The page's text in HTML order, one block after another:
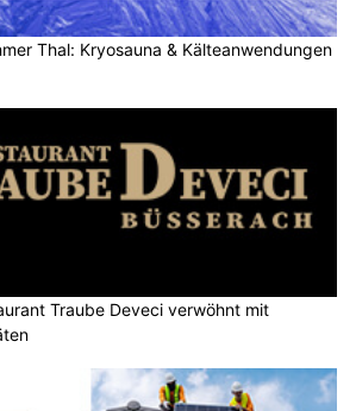
Thal: Kryosauna & Kälteanwendungen
Traube Deveci verwöhnt mit